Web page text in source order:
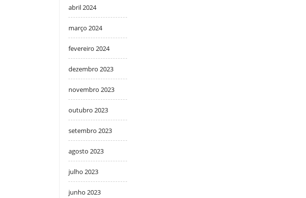
abril 2024
março 2024
fevereiro 2024
dezembro 2023
novembro 2023
outubro 2023
setembro 2023
agosto 2023
julho 2023
junho 2023